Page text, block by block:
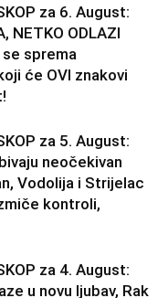
za 6. August:
NETKO ODLAZI
se sprema
će OVI znakovi
za 5. August:
neočekivan
Vodolija i Strijelac
kontroli,
za 4. August:
u novu ljubav, Rak